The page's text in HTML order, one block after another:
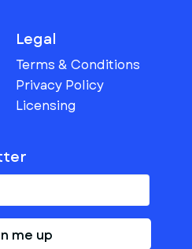
Legal
Terms & Conditions
Privacy Policy
Licensing
me up